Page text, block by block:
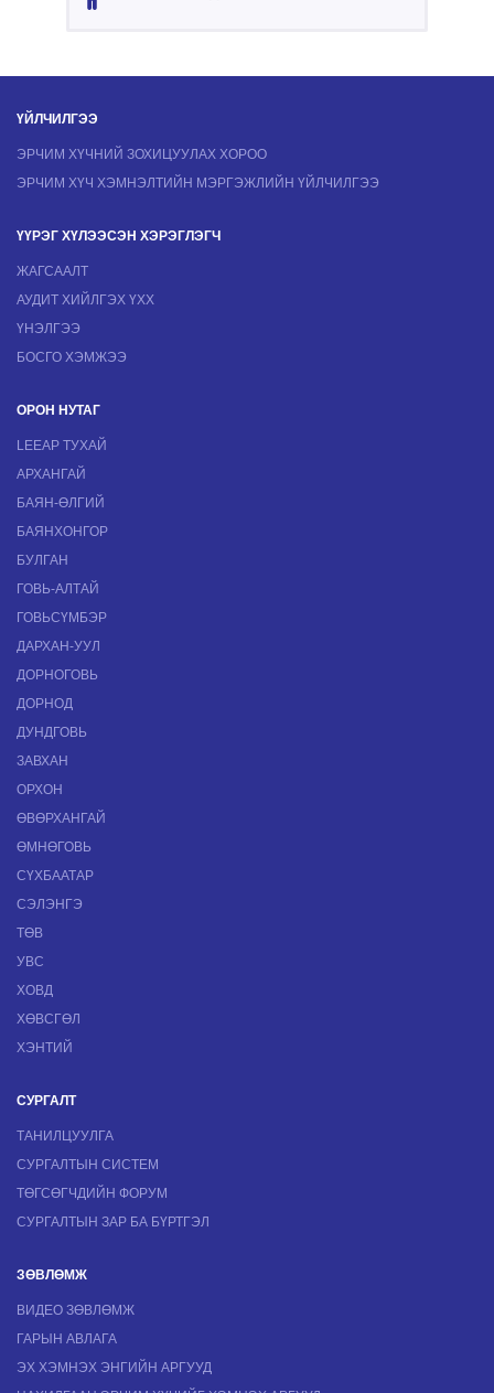
ҮЙЛЧИЛГЭЭ
ЭРЧИМ ХҮЧНИЙ ЗОХИЦУУЛАХ ХОРОО
ЭРЧИМ ХҮЧ ХЭМНЭЛТИЙН МЭРГЭЖЛИЙН ҮЙЛЧИЛГЭЭ
ҮҮРЭГ ХҮЛЭЭСЭН ХЭРЭГЛЭГЧ
ЖАГСААЛТ
АУДИТ ХИЙЛГЭХ ҮХХ
ҮНЭЛГЭЭ
БОСГО ХЭМЖЭЭ
ОРОН НУТАГ
LEEAP ТУХАЙ
АРХАНГАЙ
БАЯН-ӨЛГИЙ
БАЯНХОНГОР
БУЛГАН
ГОВЬ-АЛТАЙ
ГОВЬСҮМБЭР
ДАРХАН-УУЛ
ДОРНОГОВЬ
ДОРНОД
ДУНДГОВЬ
ЗАВХАН
ОРХОН
ӨВӨРХАНГАЙ
ӨМНӨГОВЬ
СҮХБААТАР
СЭЛЭНГЭ
ТӨВ
УВС
ХОВД
ХӨВСГӨЛ
ХЭНТИЙ
СУРГАЛТ
ТАНИЛЦУУЛГА
СУРГАЛТЫН СИСТЕМ
ТӨГСӨГЧДИЙН ФОРУМ
СУРГАЛТЫН ЗАР БА БҮРТГЭЛ
ЗӨВЛӨМЖ
ВИДЕО ЗӨВЛӨМЖ
ГАРЫН АВЛАГА
ЭХ ХЭМНЭХ ЭНГИЙН АРГУУД